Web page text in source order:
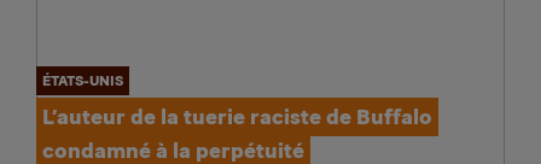
ÉTATS-UNIS
L’auteur de la tuerie raciste de Buffalo
condamné à la perpétuité